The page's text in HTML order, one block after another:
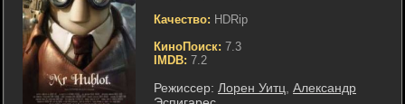
Качество: HDRip
КиноПоиск: 7.3
IMDB: 7.2
Режиссер: Лорен Уитц Александр